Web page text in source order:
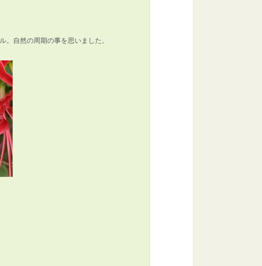
自然の周期の事を思いました。